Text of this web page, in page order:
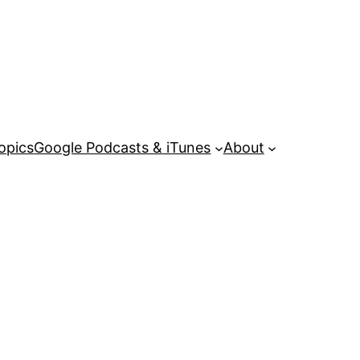
Google Podcasts & iTunes About